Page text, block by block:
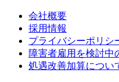
会社概要
採用情報
プライバシーポリシ
障害者雇用を検討中
処遇改善加算につい